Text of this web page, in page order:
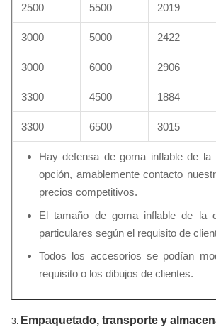
2500 5500 2019
3000 5000 2422
3000 6000 2906
3300 4500 1884
3300 6500 3015
Hay defensa de goma inflable de
opción, amablemente contacto
precios competitivos.
El tamaño de goma inflable de la
particulares según el requisito de
Todos los accesorios se podían
requisito o los dibujos de clientes.
3. Empaquetado, transporte y